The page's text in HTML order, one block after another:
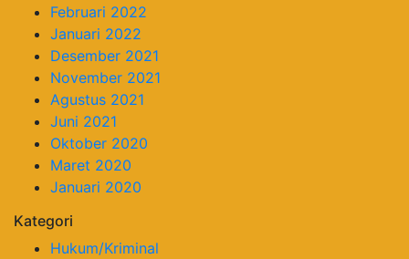
Februari 2022
Januari 2022
Desember 2021
November 2021
Agustus 2021
Juni 2021
Oktober 2020
Maret 2020
Januari 2020
Kategori
Hukum/Kriminal